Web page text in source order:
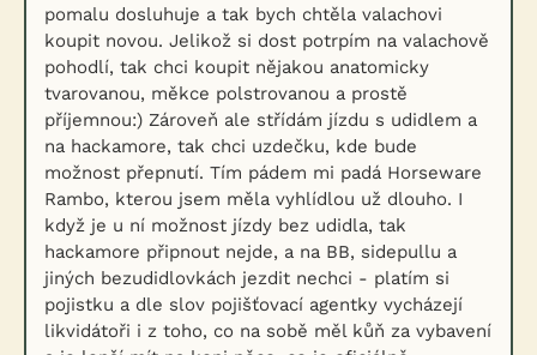
pomalu dosluhuje a tak bych chtěla valachovi
koupit novou. Jelikož si dost potrpím na valachově
pohodlí, tak chci koupit nějakou anatomicky
tvarovanou, měkce polstrovanou a prostě
příjemnou:) Zároveň ale střídám jízdu s udidlem a
na hackamore, tak chci uzdečku, kde bude
možnost přepnutí. Tím pádem mi padá Horseware
Rambo, kterou jsem měla vyhlídlou už dlouho. I
když je u ní možnost jízdy bez udidla, tak
hackamore připnout nejde, a na BB, sidepullu a
jiných bezudidlovkách jezdit nechci - platím si
pojistku a dle slov pojišťovací agentky vycházejí
likvidátoři i z toho, co na sobě měl kůň za vybavení